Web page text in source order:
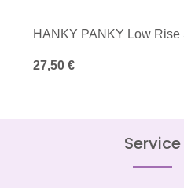
HANKY PANKY Low Rise
Regulärer Preis:
27,50 €
Service